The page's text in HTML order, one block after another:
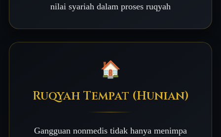
nilai syariah dalam proses ruqyah
🏠
Ruqyah Tempat (Hunian)
Gangguan nonmedis tidak hanya menimpa